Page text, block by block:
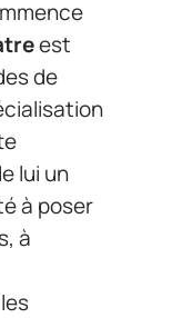
est
de
lui un
à poser
à